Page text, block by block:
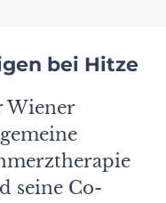
bei Hitze
Wiener
seine Co-